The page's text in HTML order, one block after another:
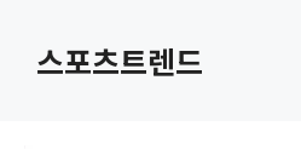
스포츠트렌드